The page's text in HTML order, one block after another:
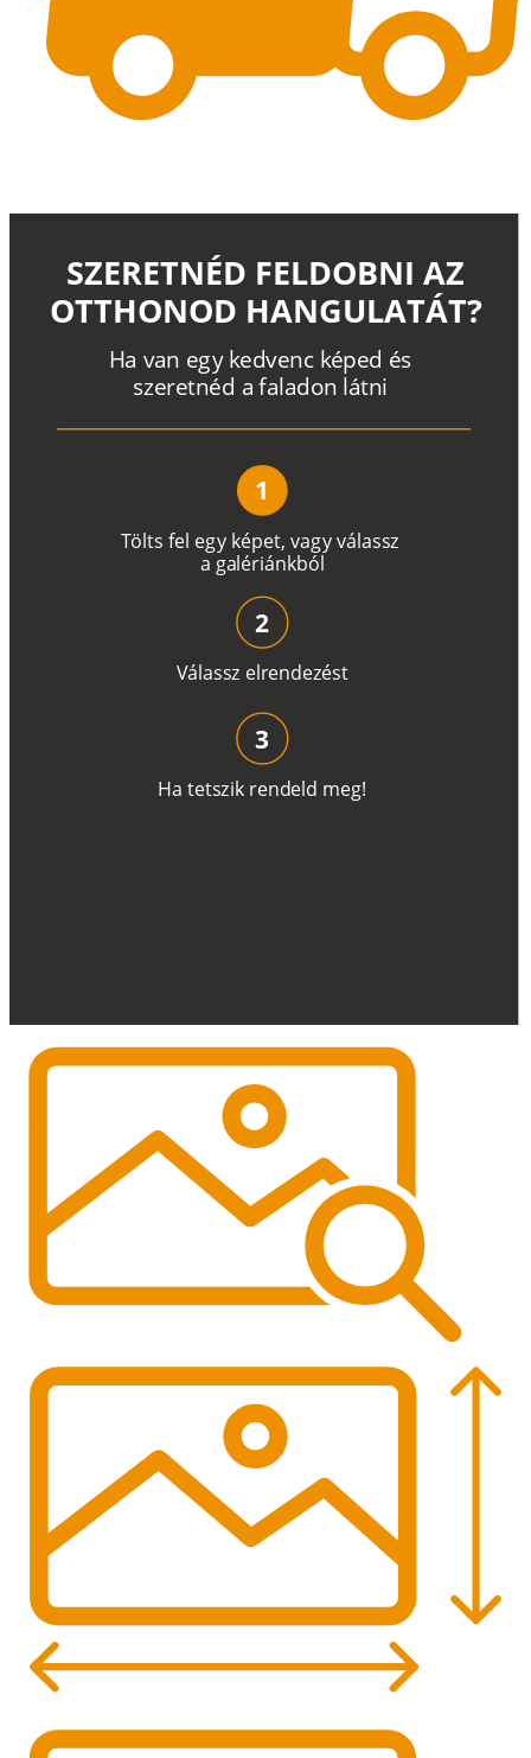
Tölts fel egy képet, vagyválassz
a galériánkból
Ha van egy kedvenc képed és
szeretnéd a faladon látni
SZERETNÉD FELDOBNI AZ
OTTHONOD HANGULATÁT?
1
Válassz elrendezést
2
Ha tetszik rendeld meg!
3